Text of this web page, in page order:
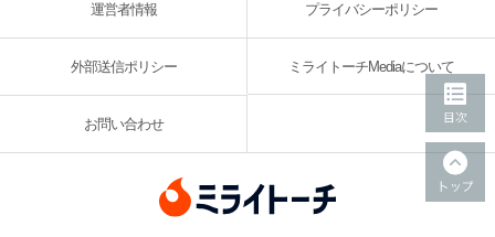
運営者情報 プライバシーポリシー
外部送信ポリシー ミライトーチMediaについて
お問い合わせ